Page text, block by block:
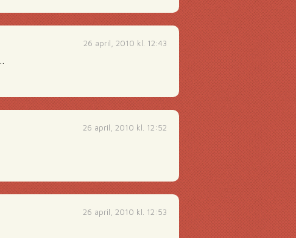
26 april, 2010 kl. 12:43
26 april, 2010 kl. 12:52
26 april, 2010 kl. 12:53